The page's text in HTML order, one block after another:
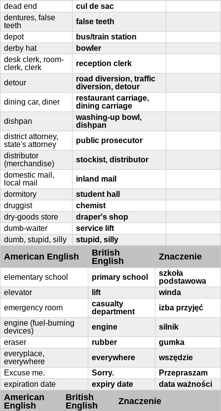
dead end
cul de sac
dentures, false
teeth
false teeth
depot
bus/train station
derby hat
bowler
desk clerk, room-
clerk, clerk
reception clerk
detour
road diversion, traffic
diversion, detour
dining car, diner
restaurant carriage,
dining carriage
dishpan
washing-up bowl,
dishpan
district attorney,
state's attorney
public prosecutor
distributor
(merchandise)
stockist, distributor
domestic mail,
local mail
inland mail
dormitory
student hall
druggist
chemist
dry-goods store
draper's shop
dumb-waiter
service lift
dumb, stupid, silly
stupid, silly
American English
British
English
Znaczenie
elementary school primary school
szkoła
podstawowa
elevator
lift
winda
emergency room
casualty
department
izba przyjęć
engine (fuel-burning
devices)
engine
silnik
eraser
rubber
gumka
everyplace,
everywhere
everywhere
wszędzie
Excuse me.
Sorry.
Przepraszam
expiration date
expiry date data ważności
American
English
British
English
Znaczenie